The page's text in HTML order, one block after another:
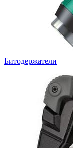
Битодержатели